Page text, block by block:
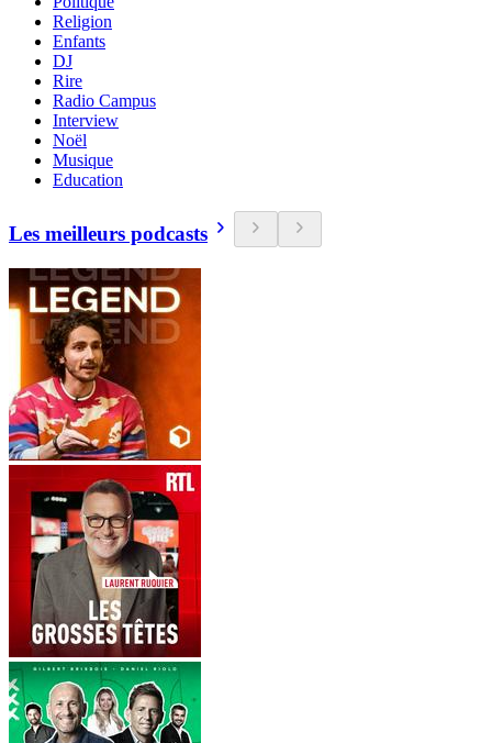
Religion
Enfants
DJ
Rire
Radio Campus
Interview
Noël
Musique
Education
Les meilleurs podcasts